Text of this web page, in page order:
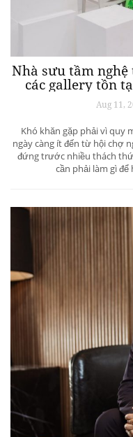
Nhà sưu tầm
các gallery tồn
Aug 11,
Khó khăn gặp phải vì quy
ngày càng ít đến từ hội chợ
đứng trước nhiều thách
cần phải làm gì